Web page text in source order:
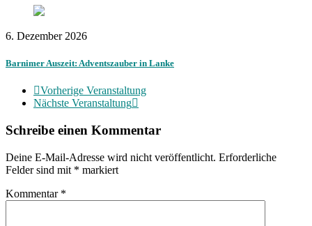
6. Dezember 2026
Barnimer Auszeit: Adventszauber in Lanke
Vorherige Veranstaltung
Nächste Veranstaltung
Schreibe einen Kommentar
Deine E-Mail-Adresse wird nicht veröffentlicht. Erforderliche
Felder sind mit * markiert
Kommentar *